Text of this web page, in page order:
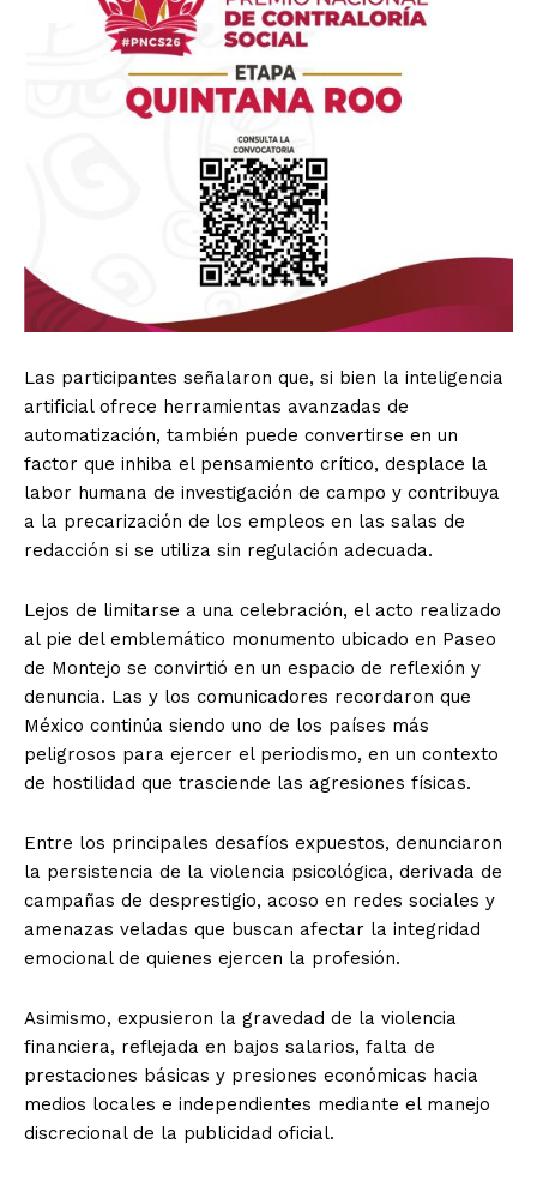
Las participantes señalaron que, si bien la inteligencia
artificial ofrece herramientas avanzadas de
automatización, también puede convertirse en un
factor que inhiba el pensamiento crítico, desplace la
labor humana de investigación de campo y contribuya
a la precarización de los empleos en las salas de
redacción si se utiliza sin regulación adecuada.
Lejos de limitarse a una celebración, el acto realizado
al pie del emblemático monumento ubicado en Paseo
de Montejo se convirtió en un espacio de reflexión y
denuncia. Las y los comunicadores recordaron que
México continúa siendo uno de los países más
peligrosos para ejercer el periodismo, en un contexto
de hostilidad que trasciende las agresiones físicas.
Entre los principales desafíos expuestos, denunciaron
la persistencia de la violencia psicológica, derivada de
campañas de desprestigio, acoso en redes sociales y
amenazas veladas que buscan afectar la integridad
emocional de quienes ejercen la profesión.
Asimismo, expusieron la gravedad de la violencia
financiera, reflejada en bajos salarios, falta de
prestaciones básicas y presiones económicas hacia
medios locales e independientes mediante el manejo
discrecional de la publicidad oficial.